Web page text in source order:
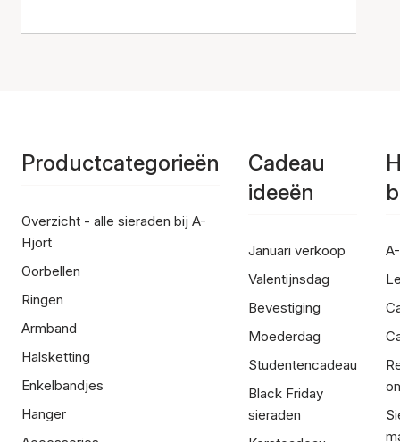
Productcategorieën
Overzicht - alle sieraden bij A-
Hjort
Oorbellen
Ringen
Armband
Halsketting
Enkelbandjes
Hanger
Cadeau
ideeën
Januari verkoop
Valentijnsdag
Bevestiging
Moederdag
Studentencadeau
Black Friday
sieraden